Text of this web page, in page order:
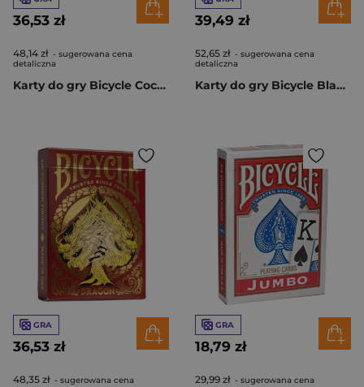
36,53 zł
48,14 zł - sugerowana cena
detaliczna
Karty do gry Bicycle Cocktail
39,49 zł
52,65 zł - sugerowana cena
detaliczna
Karty do gry Bicycle Black and Gold Mickey
GRA
36,53 zł
48,35 zł - sugerowana cena
GRA
18,79 zł
29,99 zł - sugerowana cena